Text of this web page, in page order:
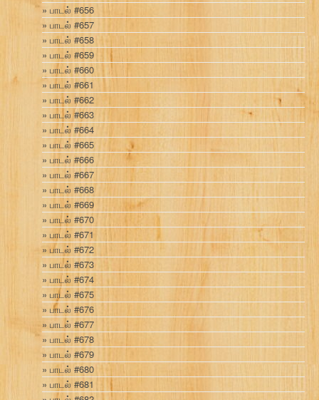
பாடல் #656
பாடல் #657
பாடல் #658
பாடல் #659
பாடல் #660
பாடல் #661
பாடல் #662
பாடல் #663
பாடல் #664
பாடல் #665
பாடல் #666
பாடல் #667
பாடல் #668
பாடல் #669
பாடல் #670
பாடல் #671
பாடல் #672
பாடல் #673
பாடல் #674
பாடல் #675
பாடல் #676
பாடல் #677
பாடல் #678
பாடல் #679
பாடல் #680
பாடல் #681